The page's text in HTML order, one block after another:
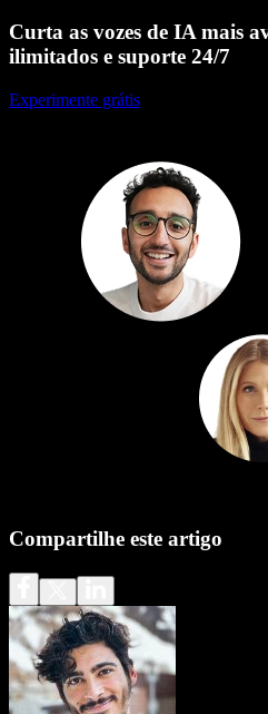
Curta as vozes de IA mais
ilimitados e suporte 24/7
Experimente grátis
Compartilhe este artigo